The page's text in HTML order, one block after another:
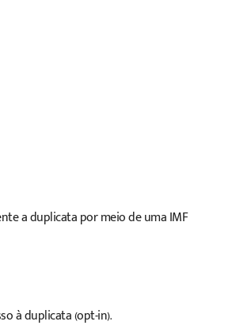
a duplicata por meio de uma IMF
à duplicata (opt-in).